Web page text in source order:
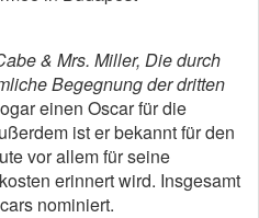
& Mrs. Miller, Die durch
Begegnung der dritten
einen Oscar für die
ist er bekannt für den
vor allem für seine
erinnert wird. Insgesamt
nominiert.